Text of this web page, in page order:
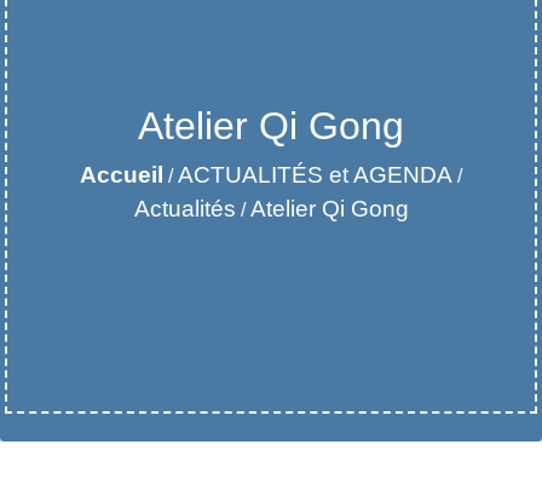
Atelier Qi Gong
Accueil /ACTUALITÉS et AGENDA /
Actualités /Atelier Qi Gong